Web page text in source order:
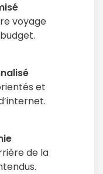
voyage
et
de la